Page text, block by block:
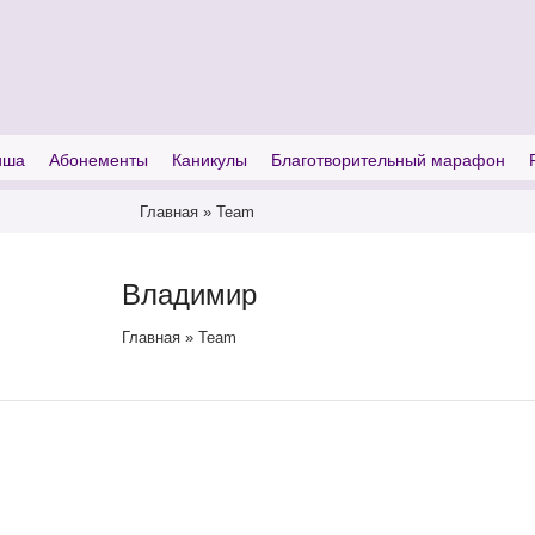
Абонементы Каникулы Благотворительный марафон
Главная » Team
Владимир
Главная » Team